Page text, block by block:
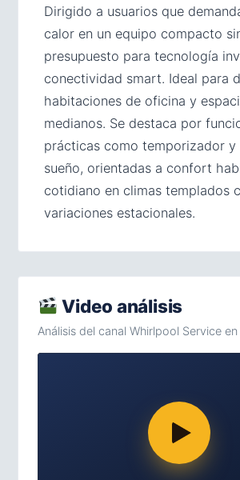
Dirigido a usuarios que
calor en un equipo compacto
presupuesto para tecnología
conectividad smart. Ideal para
habitaciones de oficina y
medianos. Se destaca por
prácticas como temporizador y
sueño, orientadas a confort
cotidiano en climas templados
variaciones estacionales.
Video análisis
Análisis del canal Whirlpool Service en